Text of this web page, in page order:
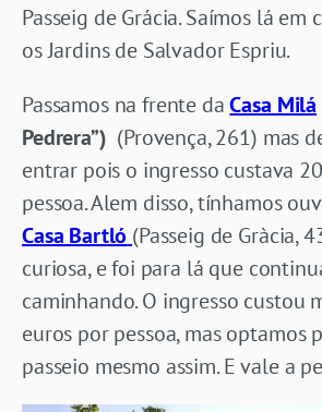
Passeig de Grácia. Saímos lá em
os Jardins de Salvador Espriu.
Passamos na frente daCasa Milá
Pedrera”) (Provença, 261) mas
entrar pois o ingresso custava
pessoa. Alem disso, tínhamos
Casa Bartló (Passeig de Gràcia,
curiosa, e foi para lá que
caminhando. O ingresso custou
euros por pessoa, mas optamos
passeio mesmo assim. E vale a